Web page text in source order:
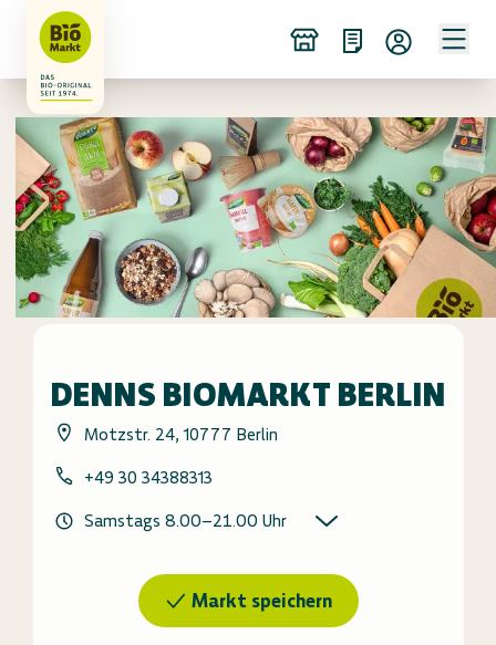
DENNS BIOMARKT BERLIN
Motzstr. 24, 10777 Berlin
+49 30 34388313
Samstags 8.00–21.00 Uhr
Markt speichern